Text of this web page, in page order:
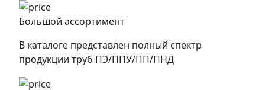
Большой ассортимент
В каталоге представлен полный спектр
продукции труб ПЭ/ППУ/ПП/ПНД